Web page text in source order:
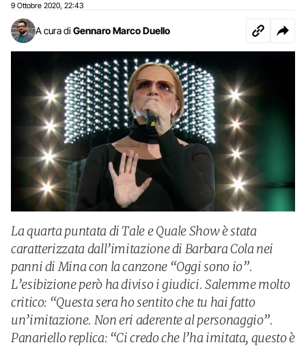
9 Ottobre 2020 22:43
A cura di Gennaro Marco Duello
La quarta puntata di Tale e Quale Show è stata
caratterizzata dall’imitazione di Barbara Cola nei
panni di Mina con la canzone “Oggi sono io”.
L’esibizione però ha diviso i giudici. Salemme molto
critico: “Questa sera ho sentito che tu hai fatto
un’imitazione. Non eri aderente al personaggio”.
Panariello replica: “Ci credo che l’ha imitata, questo è